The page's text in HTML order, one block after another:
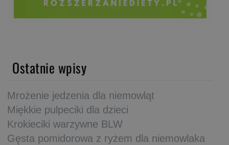
Ostatnie wpisy
Mrożenie jedzenia dla niemowląt
Miękkie pulpeciki dla dzieci
Krokieciki warzywne BLW
Gęsta pomidorowa z ryżem dla niemowlaka